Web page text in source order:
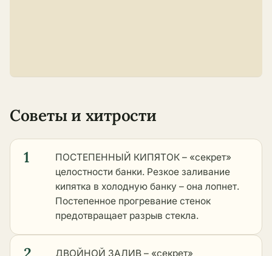
Советы и хитрости
1
ПОСТЕПЕННЫЙ КИПЯТОК – «секрет»
целостности банки. Резкое заливание
кипятка в холодную банку – она лопнет.
Постепенное прогревание стенок
предотвращает разрыв стекла.
ДВОЙНОЙ ЗАЛИВ – «секрет»